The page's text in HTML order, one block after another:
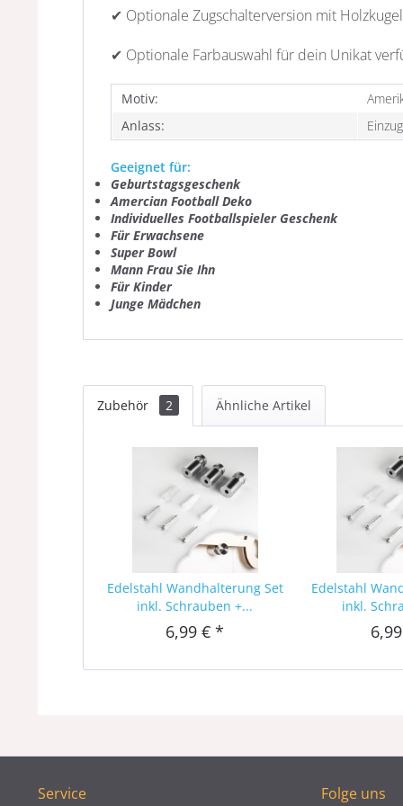
✔ Optionale Zugschalterversion mit
✔ Optionale Farbauswahl für dein Unikat
Motiv:
Anlass:
Geeignet für:
Geburtstagsgeschenk
Amercian Football Deko
Individuelles Footballspieler Geschenk
Für Erwachsene
Super Bowl
Mann Frau Sie Ihn
Für Kinder
Junge Mädchen
Zubehör 2 Ähnliche Artikel
Edelstahl Wandhalterung Set
inkl. Schrauben +...
6,99 € *
Edelstahl
inkl.
Service Folge uns